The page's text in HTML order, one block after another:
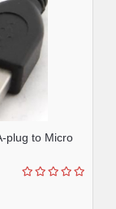
plug to Micro